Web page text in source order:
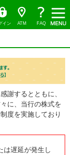
イン ATM FAQ
謝するとともに、
に、当行の株式を
度を実施しており
は遅延が発生し